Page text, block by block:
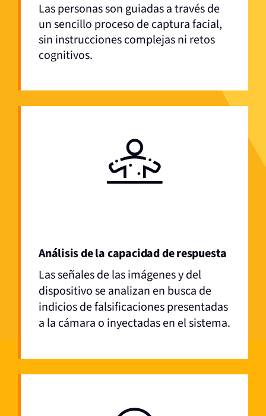
Las personas son guiadas a través de
un sencillo proceso de captura facial,
sin instrucciones complejas ni retos
cognitivos.
Análisis de la capacidad de respuesta
Las señales de las imágenes y del
dispositivo se analizan en busca de
indicios de falsificaciones presentadas
a la cámara o inyectadas en el sistema.